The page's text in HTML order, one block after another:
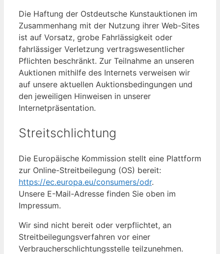
Die Haftung der Ostdeutsche Kunstauktionen im
Zusammenhang mit der Nutzung ihrer Web-Sites
ist auf Vorsatz, grobe Fahrlässigkeit oder
fahrlässiger Verletzung vertragswesentlicher
Pflichten beschränkt. Zur Teilnahme an unseren
Auktionen mithilfe des Internets verweisen wir
auf unsere aktuellen Auktionsbedingungen und
den jeweiligen Hinweisen in unserer
Internetpräsentation.
Streitschlichtung
Die Europäische Kommission stellt eine Plattform
zur Online-Streitbeilegung (OS) bereit:
https://ec.europa.eu/consumers/odr.
Unsere E-Mail-Adresse finden Sie oben im
Impressum.
Wir sind nicht bereit oder verpflichtet, an
Streitbeilegungsverfahren vor einer
Verbraucherschlichtungsstelle teilzunehmen.